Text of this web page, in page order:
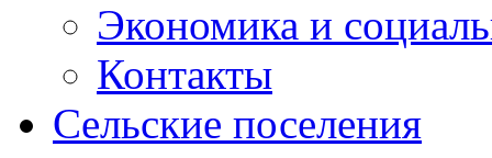
Экономика и
Контакты
Сельские поселения